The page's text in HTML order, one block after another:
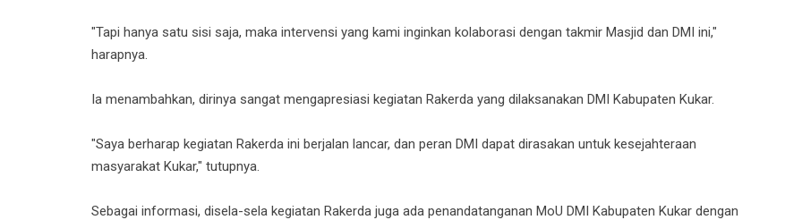
"Tapi hanya satu sisi saja, maka intervensi yang kami inginkan kolaborasi dengan takmir Masjid dan DMI ini,"
harapnya.
Ia menambahkan, dirinya sangat mengapresiasi kegiatan Rakerda yang dilaksanakan DMI Kabupaten Kukar.
"Saya berharap kegiatan Rakerda ini berjalan lancar, dan peran DMI dapat dirasakan untuk kesejahteraan
masyarakat Kukar," tutupnya.
Sebagai informasi, disela-sela kegiatan Rakerda juga ada penandatanganan MoU DMI Kabupaten Kukar dengan